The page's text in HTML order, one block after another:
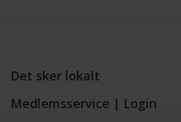
Det sker lokalt
Medlemsservice | Login